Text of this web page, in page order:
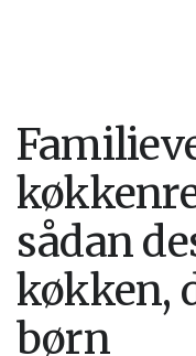
sådan
køkken,
børn